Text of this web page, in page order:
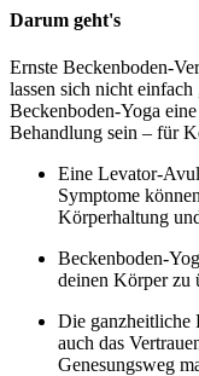
Darum geht's
Ernste Beckenboden-
lassen sich nicht
Beckenboden-Yoga
Behandlung sein – für
Eine Levator-
Symptome
Körperhaltung
Beckenboden-
deinen Körper zu
Die ganzheitliche
auch das
Genesungsweg